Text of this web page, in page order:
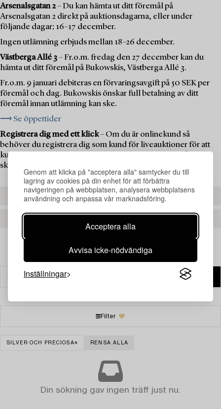
Genom att klicka på "acceptera alla" samtycker du till
lagring av cookies på din enhet för att förbättra
navigeringen på webbplatsen, analysera webbplatsens
användning och anpassa vår marknadsföring.
Acceptera alla
Avvisa icke-nödvändiga
Inställningar
Arsenalsgatan 2– Du kan hämta ut ditt föremål på
Arsenalsgatan 2 direkt på auktionsdagarna, eller under
följande dagar; 16–17 december.
Ingen utlämning erbjuds mellan 18–26 december.
Västberga Allé 3– Fr.o.m. fredag den 27 december kan du
hämta ut ditt föremål på Bukowskis, Västberga Allé 3.
Fr.o.m. 9 januari debiteras en förvaringsavgift på 50 SEK per
föremål och dag. Bukowskis önskar full betalning av ditt
föremål innan utlämning kan ske.
⟶ Se öppettider
Registrera dig med ett klick– Om du är onlinekund så
behöver du registrera dig som kund för liveauktioner för att
kunna delta i auktionen. Om du är ny kund hos oss måste du
skapa ett kundkonto först.
REGISTRERA DIG
Filter
SILVER OCH PRECIOSA RENSA ALLA
Din sökning gav ingen träff just nu.